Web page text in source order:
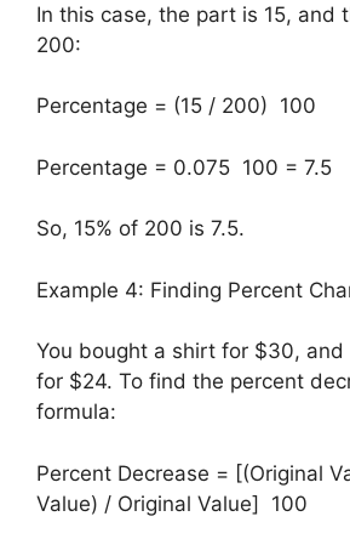
In this case, the part is 15, and
200:
Percentage = (15 / 200) 100
Percentage = 0.075 100 = 7.5
So, 15% of 200 is 7.5.
Example 4: Finding Percent
You bought a shirt for $30, and
for $24. To find the percent
formula:
Percent Decrease = [(Original
Value) / Original Value] 100